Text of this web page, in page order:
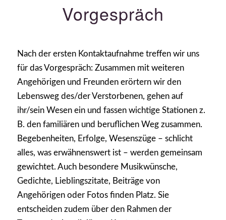
Vorgespräch
Nach der ersten Kontaktaufnahme treffen wir uns
für das Vorgespräch: Zusammen mit weiteren
Angehörigen und Freunden erörtern wir den
Lebensweg des/der Verstorbenen, gehen auf
ihr/sein Wesen ein und fassen wichtige Stationen z.
B. den familiären und beruflichen Weg zusammen.
Begebenheiten, Erfolge, Wesenszüge – schlicht
alles, was erwähnenswert ist – werden gemeinsam
gewichtet. Auch besondere Musikwünsche,
Gedichte, Lieblingszitate, Beiträge von
Angehörigen oder Fotos finden Platz. Sie
entscheiden zudem über den Rahmen der